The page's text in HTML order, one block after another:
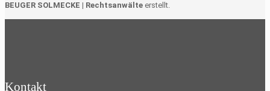
BEUGER SOLMECKE | Rechtsanwälte erstellt.
Kontakt